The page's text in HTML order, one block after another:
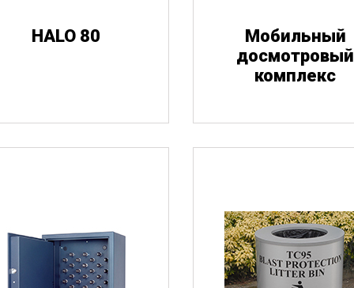
HALO 80
Мобильный
досмотровый
комплекс
Личные вещи